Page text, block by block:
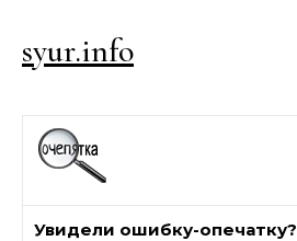
syur.info
Увидели ошибку-опечатку?